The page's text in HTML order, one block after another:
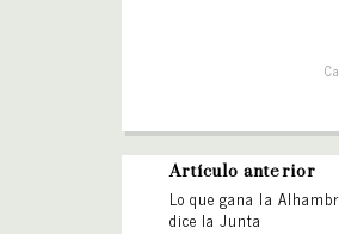
Artículo anterior
Lo que gana la
dice la Junta